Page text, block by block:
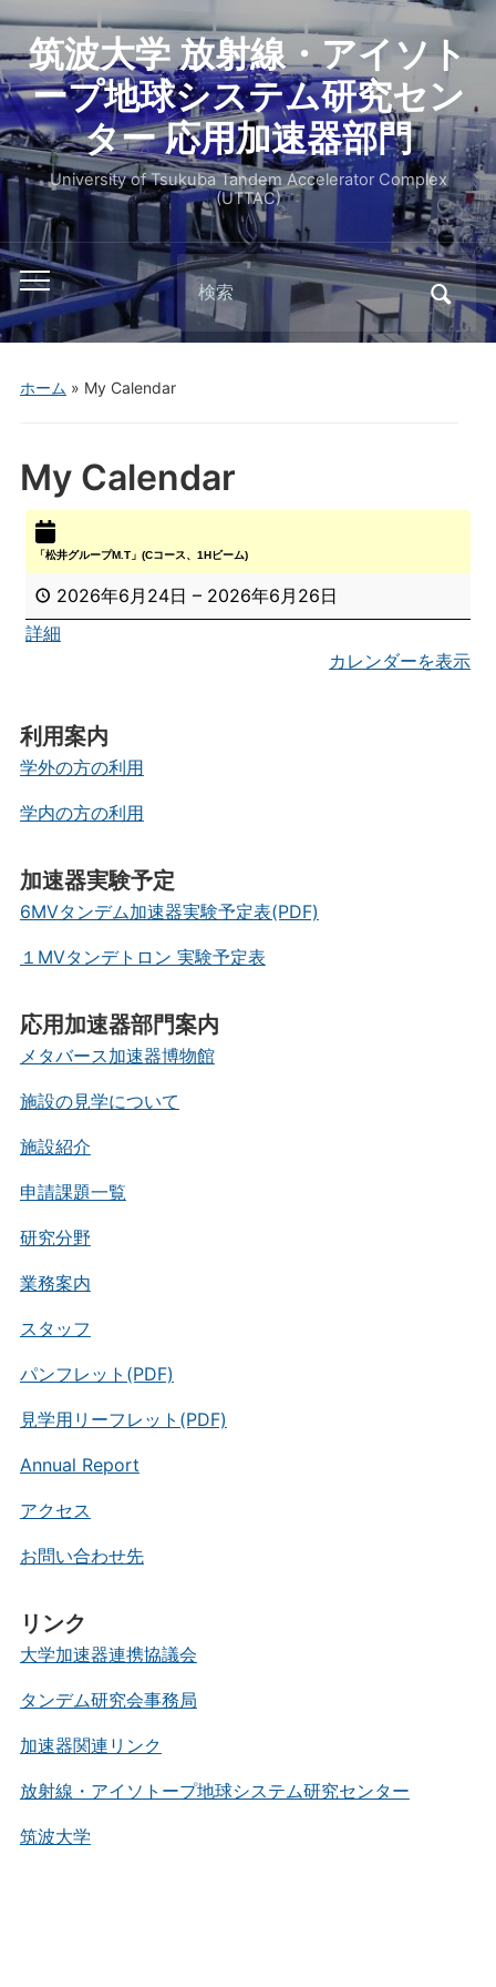
筑波大学 放射線・アイソト
ープ地球システム研究セン
ター 応用加速器部門
University of Tsukuba Tandem Accelerator Complex
(UTTAC)
ホーム » My Calendar
利用案内
学外の方の利用
学内の方の利用
加速器実験予定
6MVタンデム加速器実験予定表(PDF)
１MVタンデトロン 実験予定表
応用加速器部門案内
メタバース加速器博物館
施設の見学について
施設紹介
申請課題一覧
研究分野
業務案内
スタッフ
パンフレット(PDF)
見学用リーフレット(PDF)
Annual Report
アクセス
お問い合わせ先
リンク
大学加速器連携協議会
タンデム研究会事務局
加速器関連リンク
放射線・アイソトープ地球システム研究センター
筑波大学
My Calendar
「松井グループM.T」(Cコース、1Hビーム)
2026年6月24日 – 2026年6月26日
詳細
カレンダーを表示